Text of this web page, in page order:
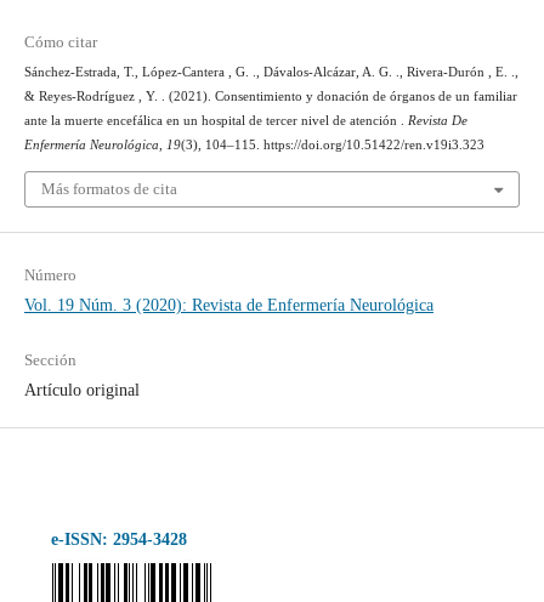
Cómo citar
Sánchez-Estrada, T., López-Cantera , G. ., Dávalos-Alcázar, A. G. ., Rivera-Durón , E. .,
& Reyes-Rodríguez , Y. . (2021). Consentimiento y donación de órganos de un familiar
ante la muerte encefálica en un hospital de tercer nivel de atención . Revista De
Enfermería Neurológica, 19(3), 104–115. https://doi.org/10.51422/ren.v19i3.323
Más formatos de cita
Número
Vol. 19 Núm. 3 (2020): Revista de Enfermería Neurológica
Sección
Artículo original
e-ISSN: 2954-3428